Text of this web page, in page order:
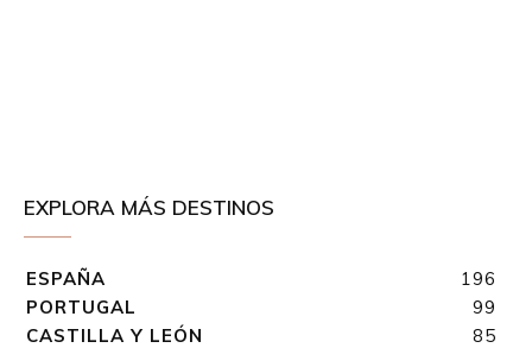
EXPLORA MÁS DESTINOS
ESPAÑA
196
PORTUGAL
99
CASTILLA Y LEÓN
85